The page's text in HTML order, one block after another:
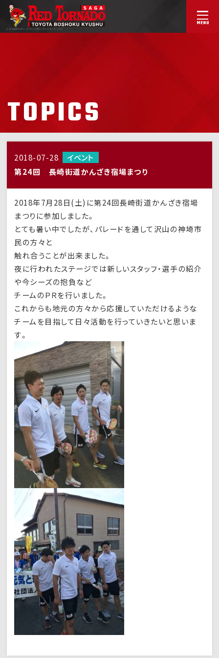
トヨタ紡織九州ハンドボール部レッドトルネードSAGA
TOPICS
2018-07-28
イベント
第24回 長崎街道かんざき宿場まつり
2018年7月28日(土)に第24回長崎街道かんざき宿場
まつりに参加しました。
とても暑い中でしたが、パレードを通して沢山の神埼市
民の方々と
触れ合うことが出来ました。
夜に行われたステージでは新しいスタッフ・選手の紹介
や今シーズの抱負など
チームのＰＲを行いました。
これからも地元の方々から応援していただけるような
チームを目指して日々活動を行っていきたいと思いま
す。